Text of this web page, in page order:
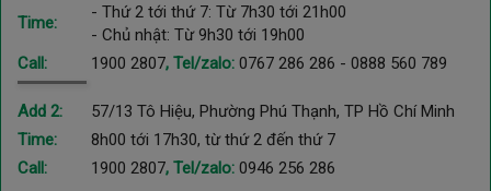
Time:
- Thứ 2 tới thứ 7: Từ 7h30 tới 21h00
- Chủ nhật: Từ 9h30 tới 19h00
Call:
1900 2807, Tel/zalo: 0767 286 286 - 0888 560 789
Add 2:
57/13 Tô Hiệu, Phường Phú Thạnh, TP Hồ Chí Minh
Time:
8h00 tới 17h30, từ thứ 2 đến thứ 7
Call:
1900 2807, Tel/zalo: 0946 256 286